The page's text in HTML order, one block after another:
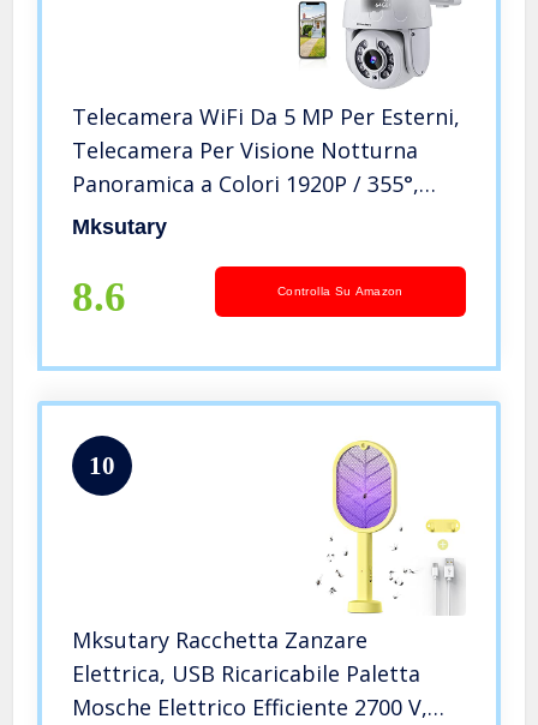
Telecamera WiFi Da 5 MP Per Esterni,
Telecamera Per Visione Notturna
Panoramica a Colori 1920P / 355°,
Telecamera Impermeabile IP 65,
Automatico Del Tracciamento Umano
Mksutary
8.6 Controlla Su Amazon
10
Mksutary Racchetta Zanzare
Elettrica, USB Ricaricabile Paletta
Mosche Elettrico Efficiente 2700 V,